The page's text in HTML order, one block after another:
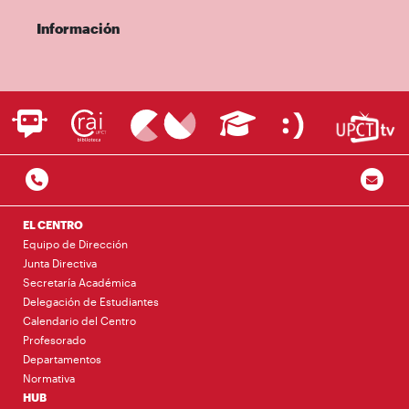
Información
EL CENTRO
Equipo de Dirección
Junta Directiva
Secretaría Académica
Delegación de Estudiantes
Calendario del Centro
Profesorado
Departamentos
Normativa
HUB